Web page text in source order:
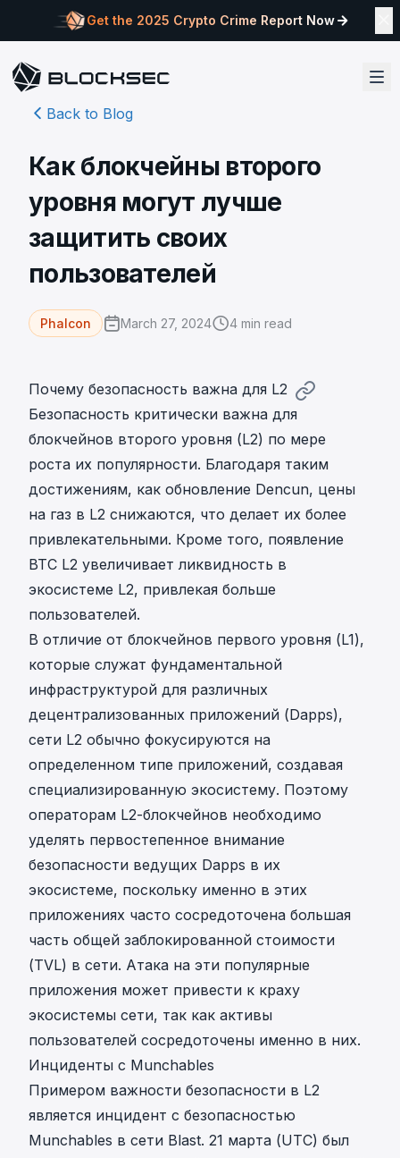
Get the 2025 Crypto Crime Report Now
Back to Blog
Как блокчейны второго
уровня могут лучше
защитить своих
пользователей
Phalcon March 27, 2024 4 min read
Почему безопасность важна для L2
Безопасность критически важна для
блокчейнов второго уровня (L2) по мере
роста их популярности. Благодаря таким
достижениям, как обновление Dencun, цены
на газ в L2 снижаются, что делает их более
привлекательными. Кроме того, появление
BTC L2 увеличивает ликвидность в
экосистеме L2, привлекая больше
пользователей.
В отличие от блокчейнов первого уровня (L1),
которые служат фундаментальной
инфраструктурой для различных
децентрализованных приложений (Dapps),
сети L2 обычно фокусируются на
определенном типе приложений, создавая
специализированную экосистему. Поэтому
операторам L2-блокчейнов необходимо
уделять первостепенное внимание
безопасности ведущих Dapps в их
экосистеме, поскольку именно в этих
приложениях часто сосредоточена большая
часть общей заблокированной стоимости
(TVL) в сети. Атака на эти популярные
приложения может привести к краху
экосистемы сети, так как активы
пользователей сосредоточены именно в них.
Инциденты с Munchables
Примером важности безопасности в L2
является инцидент с безопасностью
Munchables в сети Blast. 21 марта (UTC) был